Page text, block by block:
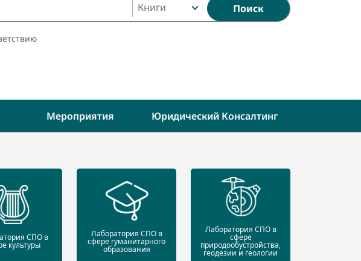
Книги Поиск
Мероприятия Юридический Консалтинг
СПО в
культуры
Лаборатория СПО в
сфере гуманитарного
образования
Лаборатория СПО в
сфере
природообустройства,
геодезии и геологии